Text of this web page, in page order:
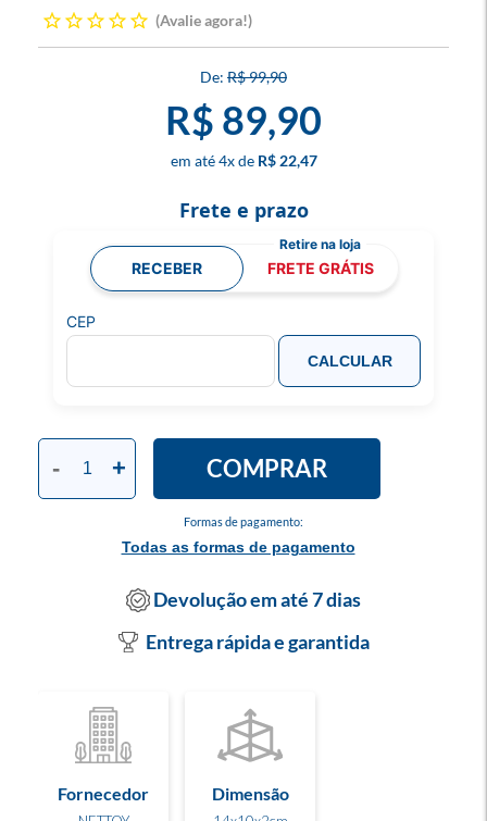
Avalie agora!
R$ 99,90
R$ 89,90
4x R$ 22,47
Formas de pagamento:
Todas as formas de pagamento
- + COMPRAR
Frete e prazo
RECEBER FRETE GRÁTIS
CEP
CALCULAR
Devolução em até 7 dias
Entrega rápida e garantida
Fornecedor Dimensão